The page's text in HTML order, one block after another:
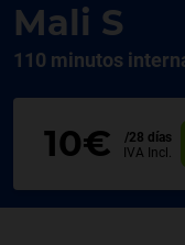
Mali S
110 minutos
10€
/28 días
IVA Incl.